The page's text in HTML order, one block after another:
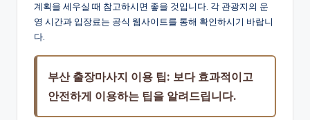
계획을 세우실 때 참고하시면 좋을 것입니다. 각 관광지의 운
영 시간과 입장료는 공식 웹사이트를 통해 확인하시기 바랍니
다.
부산 출장마사지 이용 팁: 보다 효과적이고
안전하게 이용하는 팁을 알려드립니다.